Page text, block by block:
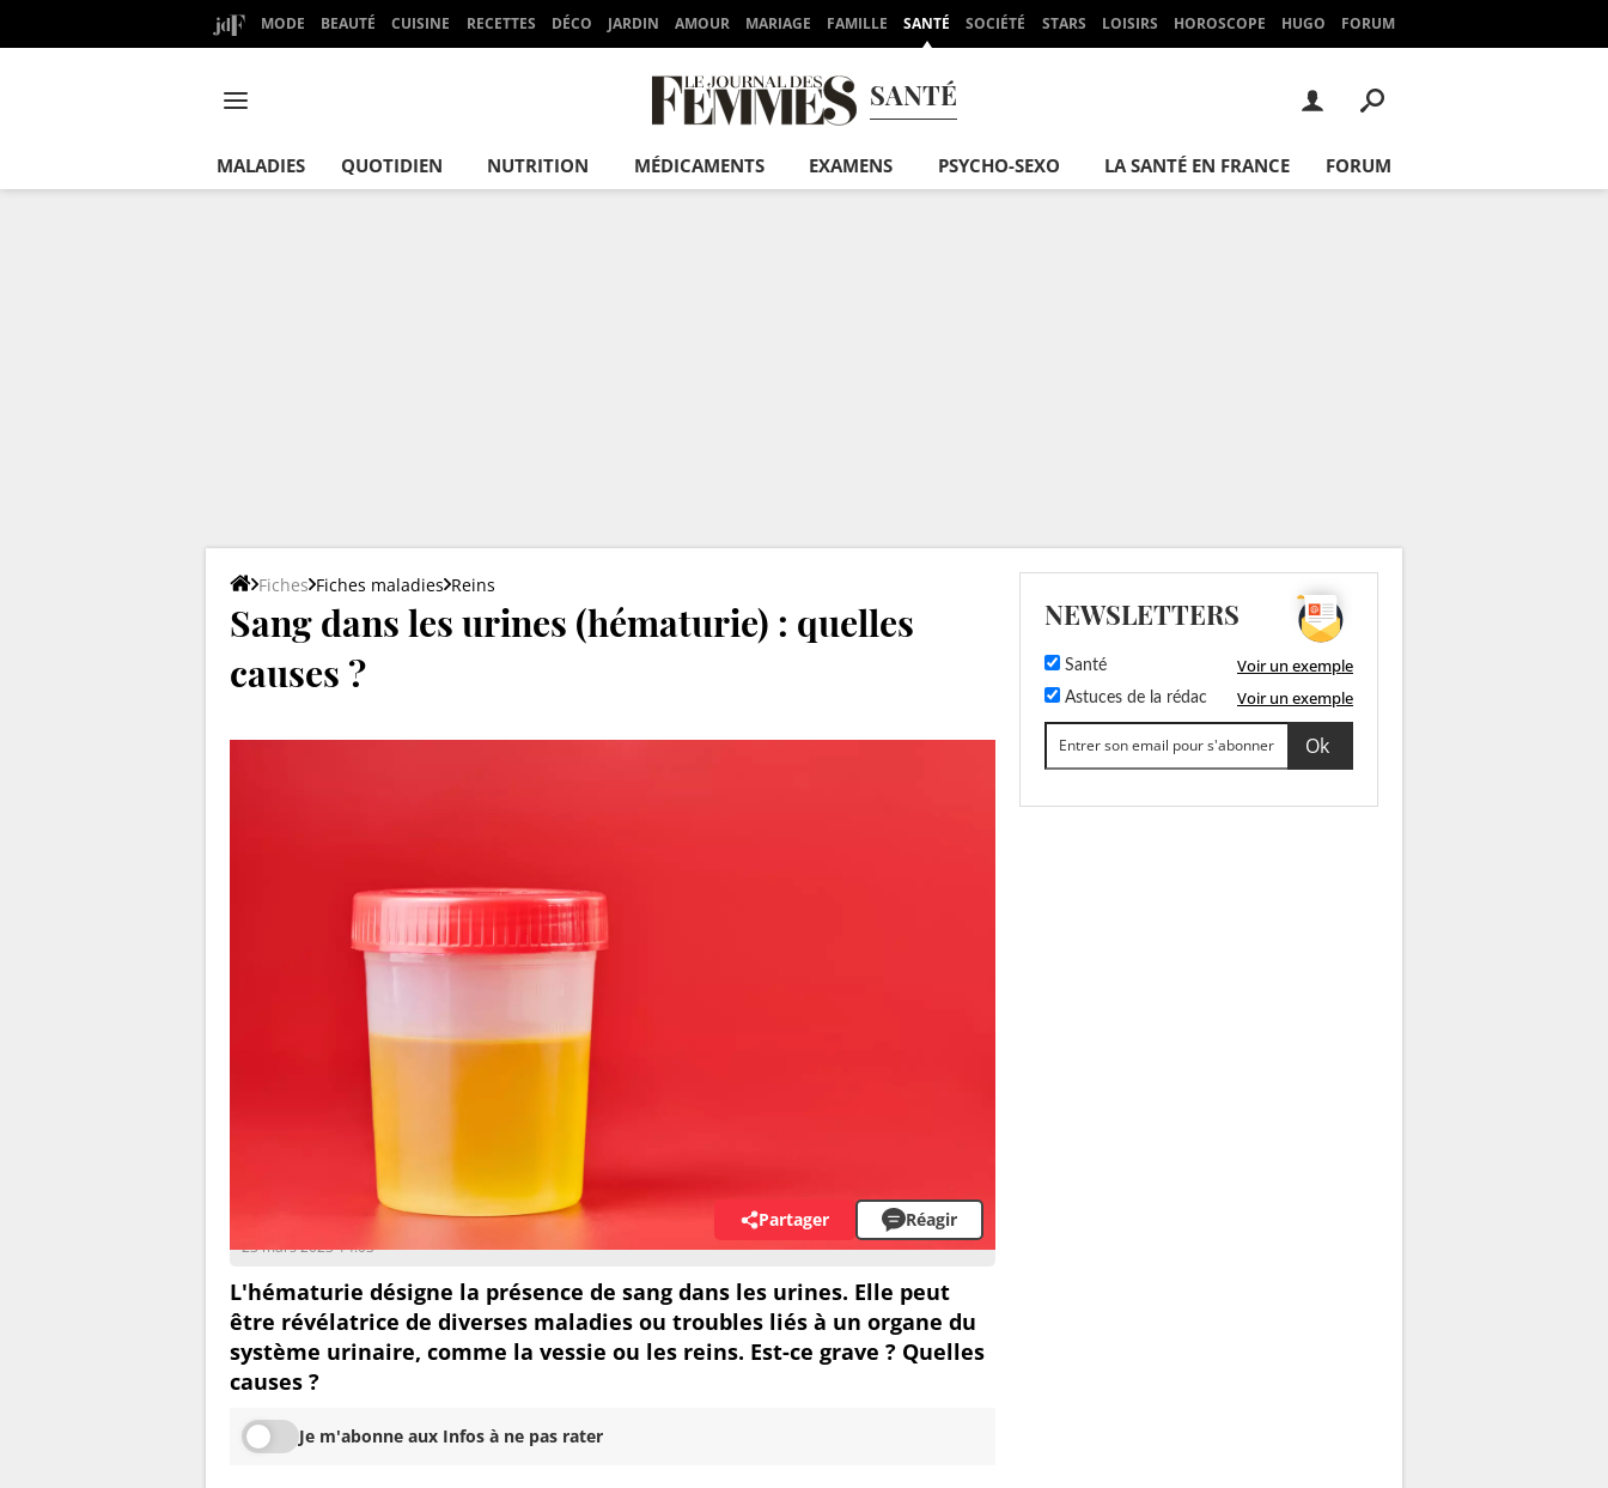
MODE BEAUTÉ CUISINE RECETTES DÉCO JARDIN AMOUR MARIAGE FAMILLE SANTÉ SOCIÉTÉ STARS LOISIRS HOROSCOPE HUGO FORUM
SANTÉ
MALADIES QUOTIDIEN NUTRITION MÉDICAMENTS EXAMENS PSYCHO-SEXO LA SANTÉ EN FRANCE FORUM
Fiches Fiches maladies Reins
Sang dans les urines (hématurie) : quelles
causes ?
23 mars 2023 14:03
Partager Réagir
L'hématurie désigne la présence de sang dans les urines. Elle peut
être révélatrice de diverses maladies ou troubles liés à un organe du
système urinaire, comme la vessie ou les reins. Est-ce grave ? Quelles
causes ?
Je m'abonne aux Infos à ne pas rater
NEWSLETTERS
Santé Voir un exemple
Astuces de la rédac Voir un exemple